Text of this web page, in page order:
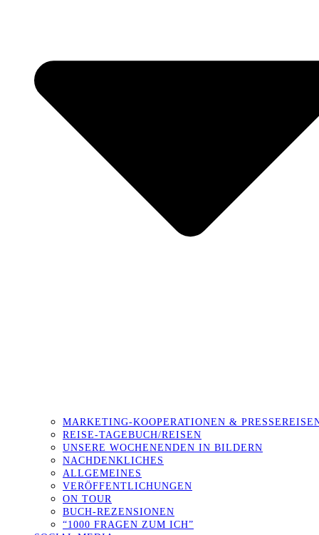
MARKETING-KOOPERATIONEN &
REISE-TAGEBUCH/REISEN
UNSERE WOCHENENDEN IN BILDERN
NACHDENKLICHES
ALLGEMEINES
VERÖFFENTLICHUNGEN
ON TOUR
BUCH-REZENSIONEN
“1000 FRAGEN ZUM ICH”